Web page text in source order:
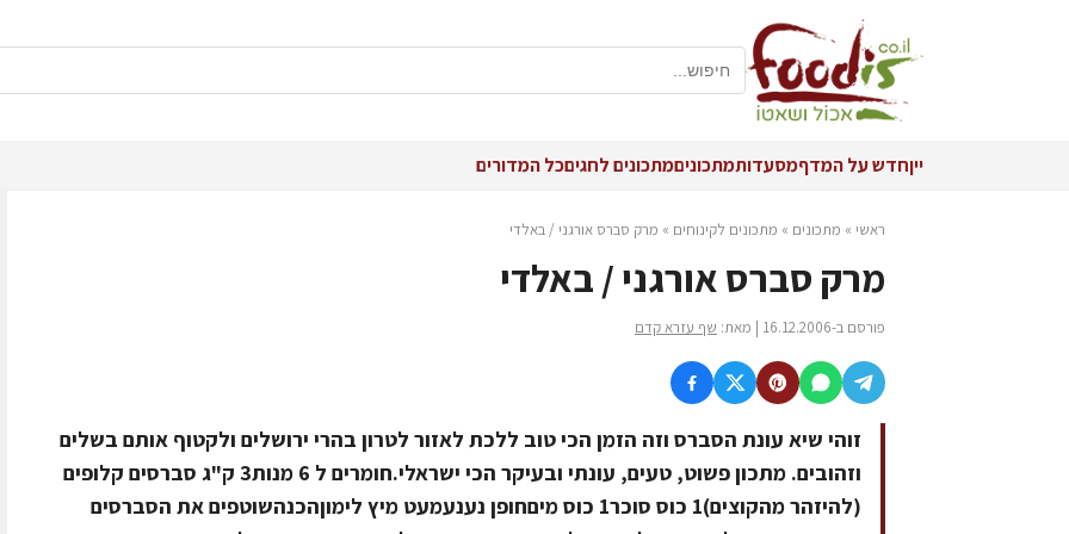
ייןחדש על המדףמסעדותמתכוניםמתכונים לחגיםכל המדורים
ראשי » מתכונים » מתכונים לקינוחים » מרק סברס אורגני / באלדי
מרק סברס אורגני / באלדי
פורסם ב-16.12.2006 | מאת: שף עזרא קדם
זוהי שיא עונת הסברס וזה הזמן הכי טוב ללכת לאזור לטרון בהרי ירושלים ולקטוף אותם בשלים
וזהובים. מתכון פשוט, טעים, עונתי ובעיקר הכי ישראלי.חומרים ל 6 מנות3 ק"ג סברסים קלופים
(להיזהר מהקוצים)1 כוס סוכר1 כוס מיםחופן נענעמעט מיץ לימוןהכנהשוטפים את הסברסים